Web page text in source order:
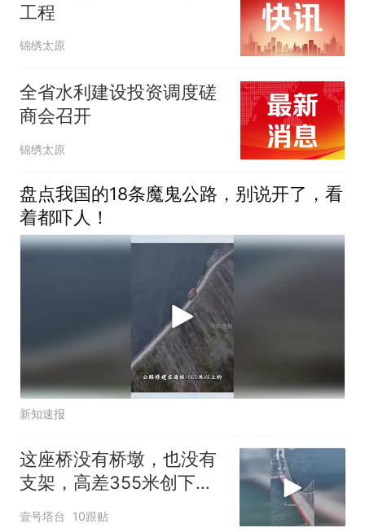
工程
锦绣太原
全省水利建设投资调度磋
商会召开
锦绣太原
盘点我国的18条魔鬼公路，别说开了，看
着都吓人！
新知速报
这座桥没有桥墩，也没有
支架，高差355米创下四
项世界施工纪录
壹号塔台 10跟贴